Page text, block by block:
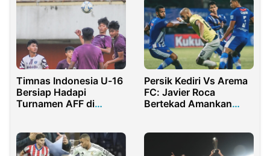
Timnas Indonesia U-16
Bersiap Hadapi
Turnamen AFF di
Persik Kediri Vs Arema
FC: Javier Roca
Bertekad Amankan